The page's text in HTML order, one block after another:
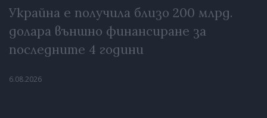
Украйна е получила близо 200 млрд.
долара външно финансиране за
последните 4 години
6.08.2026